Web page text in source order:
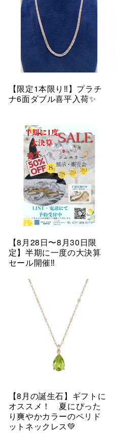
【限定1本限り‼︎】プラチ
ナ6面ダブル喜平入荷✨
【8月28日〜8月30日限
定】半期に一度の大決算
セール開催‼︎
【8月の誕生石】ギフトに
オススメ！ 夏にぴった
り爽やかカラーのペリド
ットネックレス💚